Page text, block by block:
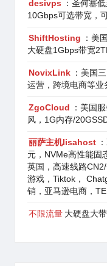
desivps
：圣何塞
10Gbps可选带宽，
ShiftHosting
：美
大硬盘1Gbps带宽
NovixLink ：美国
运营，跨境电商等
ZgoCloud
：美国
风，1G内存/
丽萨主机lisahost
元，NVMe高性能固
英国，高速线路
游戏，Tiktok，
销，亚马逊电商，
不限流量 大硬盘大